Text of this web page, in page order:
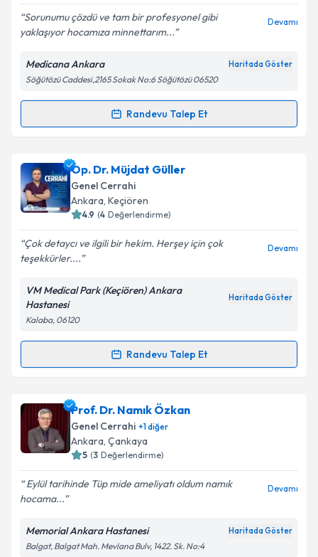
E-posta Adresiniz
Kişisel verilerimin işlenmesine ilişkin
Metni'ni okudum ve kişisel verilerimin belirtilen
kapsamda işlenmesini kabul ediyorum.
Sorunumu çözdü ve tam bir profesyonel gibi
yaklaşıyor hocamıza minnettarım...
Devamı
Medicana Ankara Haritada Göster
Söğütözü Caddesi,2165 Sokak No:6 Söğütözü 06520
Randevu Talep Et
Randevu Takvimi Talebi
Doç. Dr. Muharrem Öztaşiçin randevu takvimi
talebi oluşturun. Size bu uzmandan randevu almanız
için bir takvim hazırlandığında e-posta ile
bilgilendireceğiz.
E-posta Adresiniz
Kişisel verilerimin işlenmesine ilişkin
Metni
kapsamda işlenmesini kabul ediyorum.
Op. Dr. Müjdat Güller
Genel Cerrahi
Ankara, Keçiören
4.9 (4 Değerlendirme)
Çok detaycı ve ilgili bir hekim. Herşey için çok
teşekkürler....
Devamı
VM Medical Park (Keçiören) Ankara
Hastanesi
Haritada Göster
Kalaba, 06120
Randevu Talep Et
Randevu Takvimi Talebi
Op. Dr. Müjdat Güller için randevu takvimi talebi
oluşturun. Size bu uzmandan randevu almanız için bir
takvim hazırlandığında e-posta ile bilgilendireceğiz.
Kişisel verilerimin işlenmesine ilişkin
Aydınlatma
Metni'ni okudum ve kişisel verilerimin belirtilen
Prof. Dr. Namık Özkan
Genel Cerrahi +1diğer
Ankara, Çankaya
5 (3 Değerlendirme)
Eylül tarihinde Tüp mide ameliyatı oldum namık
hocama...
Devamı
Memorial Ankara Hastanesi Haritada Göster
Balgat, Balgat Mah. Mevlana Bulv, 1422. Sk. No:4